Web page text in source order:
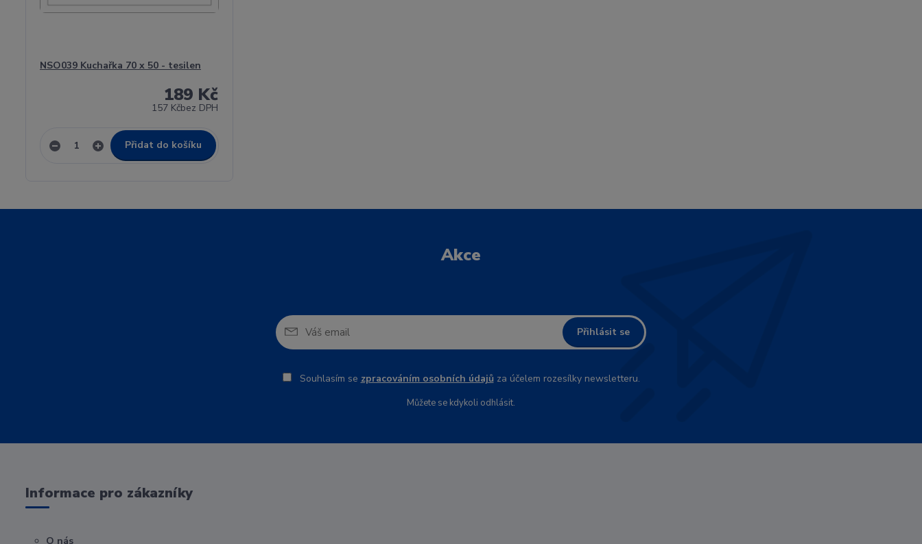
NSO039 Kuchařka 70 x 50 - tesilen
189 Kč
157 Kčbez DPH
Přidat do košíku
Akce
Přihlásit se
Souhlasím se zpracováním osobních údajůza účelem rozesílky newsletteru.
Můžete se kdykoli odhlásit.
Informace pro zákazníky
O nás